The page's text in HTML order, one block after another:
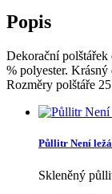
Popis
Dekorační
% polyester.
Rozměry polštáře
Půllitr Není
Skleněný